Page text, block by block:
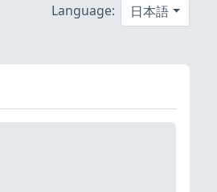
Language: 日本語